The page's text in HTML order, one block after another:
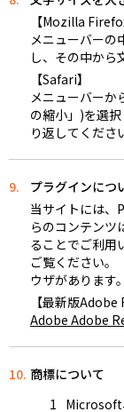
【Mozilla
メニューバーの
し、その中から
【Safari】
メニューバーか
の縮小」)を選
り返してくださ
9.
プラグインにつ
当サイトには、
らのコンテンツ
ることでご利用
ご覧ください
ウザがあります。
【最新版Adobe
Adobe Adobe
10. 商標について
Microsoft